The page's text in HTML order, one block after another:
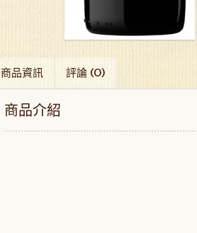
商品資訊 評論 (0)
商品介紹